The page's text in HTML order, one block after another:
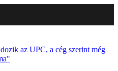
az UPC, a cég szerint még